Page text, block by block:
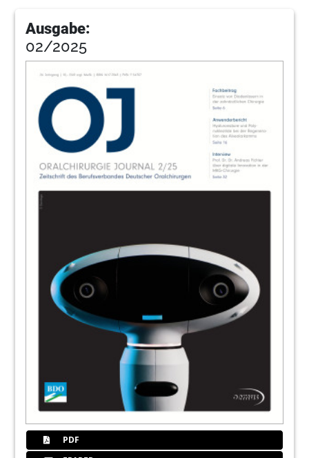
Ausgabe:
02/2025
PDF